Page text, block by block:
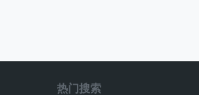
热门搜索